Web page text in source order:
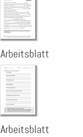
Arbeitsblatt
Arbeitsblatt